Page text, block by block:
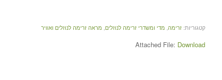
קטגוריות: זרימה, מדי ומשדרי זרימה לנוזלים מראה זרימה לנוזלים ואוויר
Attached File: Download